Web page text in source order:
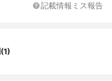
記載情報ミス報告